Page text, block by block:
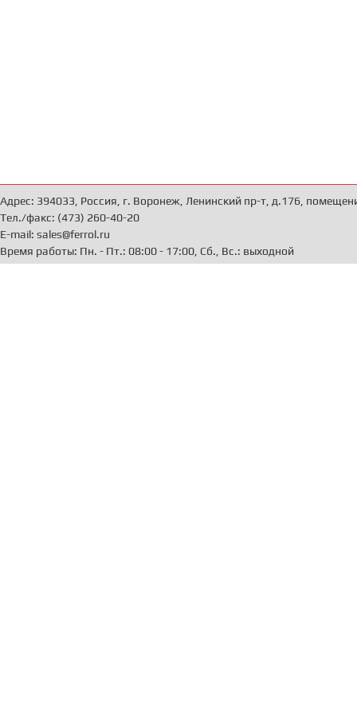
Адрес: 394033, Россия, г. Воронеж, Ленинский пр-т, д.176,
Тел./факс: (473) 260-40-20
E-mail: sales@ferrol.ru
Время работы: Пн. - Пт.: 08:00 - 17:00, Сб., Вс.: выходной